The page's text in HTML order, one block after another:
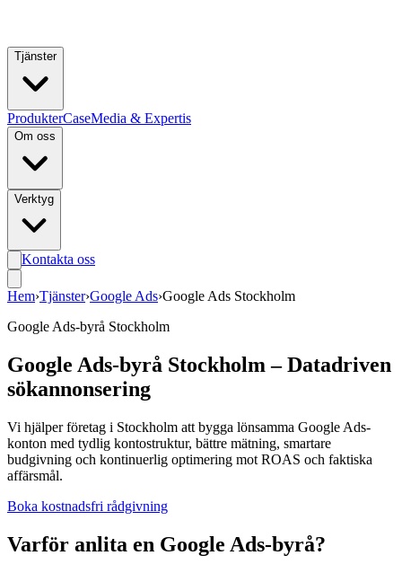
Tjänster
ProdukterCaseMedia & Expertis
Om oss
Verktyg
Kontakta oss
Hem›Tjänster›Google Ads›Google Ads Stockholm
Google Ads-byrå Stockholm
Google Ads-byrå Stockholm – Datadriven
sökannonsering
Vi hjälper företag i Stockholm att bygga lönsamma Google Ads-
konton med tydlig kontostruktur, bättre mätning, smartare
budgivning och kontinuerlig optimering mot ROAS och faktiska
affärsmål.
Boka kostnadsfri rådgivning
Varför anlita en Google Ads-byrå?